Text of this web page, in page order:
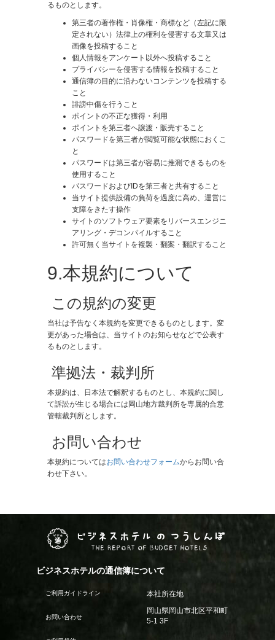
るものとします。
第三者の著作権・肖像権・商標など（左記に限
定されない）法律上の権利を侵害する文章又は
画像を投稿すること
個人情報をアンケート以外へ投稿すること
プライバシーを侵害する情報を投稿すること
通信簿の目的に沿わないコンテンツを投稿する
こと
誹謗中傷を行うこと
ポイントの不正な獲得・利用
ポイントを第三者へ譲渡・販売すること
パスワードを第三者が閲覧可能な状態におくこ
と
パスワードは第三者が容易に推測できるものを
使用すること
パスワードおよびIDを第三者と共有すること
当サイト提供設備の負荷を過度に高め、運営に
支障をきたす操作
サイトのソフトウェア要素をリバースエンジニ
アリング・デコンパイルすること
許可無く当サイトを複製・翻案・翻訳すること
9.本規約について
​ この規約の変更
当社は予告なく本規約を変更できるものとします。変
更があった場合は、当サイトのお知らせなどで公表す
るものとします。
​ 準拠法・裁判所
本規約は、日本法で解釈するものとし、本規約に関し
て訴訟が生じる場合には岡山地方裁判所を専属的合意
管轄裁判所とします。
​ お問い合わせ
本規約についてはお問い合わせフォームからお問い合
わせ下さい。
ビジネスホテル の つうしんぼ
THE REPORT OF BUDGET HOTELS
ビジネスホテルの通信簿について
ご利用ガイドライン
お問い合わせ
本社所在地
岡山県岡山市北区平和町
5-1 3F